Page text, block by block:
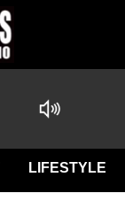
LIFESTYLE